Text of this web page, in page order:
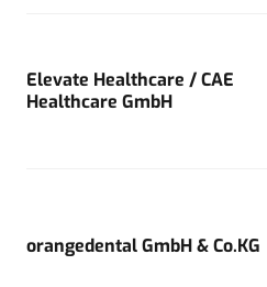
Elevate Healthcare / CAE
Healthcare GmbH
orangedental GmbH & Co.KG